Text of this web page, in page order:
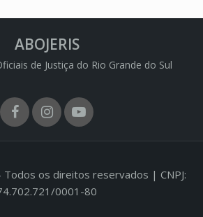
ABOJERIS
de Justiça do Rio Grande do Sul
FacebookInstagram
Youtube
Todos os direitos reservados | CNPJ:
0001-80